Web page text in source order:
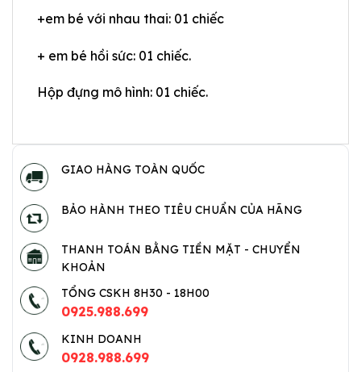
+em bé với nhau thai: 01 chiếc
+ em bé hồi sức: 01 chiếc.
Hộp đựng mô hình: 01 chiếc.
GIAO HÀNG TOÀN QUỐC
BẢO HÀNH THEO TIÊU CHUẨN CỦA HÃNG
THANH TOÁN BẰNG TIỀN MẶT - CHUYỂN
KHOẢN
TỔNG CSKH 8H30 - 18H00
0925.988.699
KINH DOANH
0928.988.699